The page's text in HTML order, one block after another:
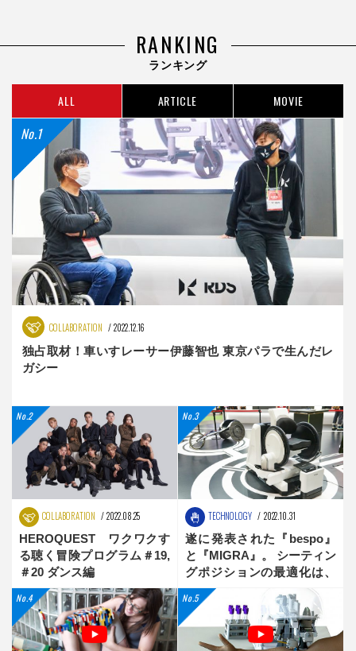
RANKING
ランキング
ALL ARTICLE MOVIE
COLLABORATION 2022.12.16
独占取材！車いすレーサー伊藤智也 東京パラで生んだレ
ガシー
COLLABORATION 2022.08.25
HEROQUEST ワクワクす
る聴く冒険プログラム＃19,
＃20 ダンス編
TECHNOLOGY 2022.10.31
遂に発表された『bespo』
と『MIGRA』。 シーティン
グポジションの最適化は、
新時代へ